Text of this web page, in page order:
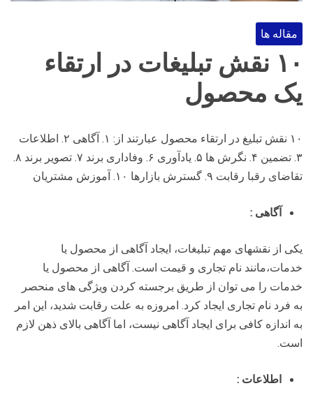
مقاله ها
۱۰ نقش تبلیغات در ارتقاء
یک محصول
۱۰ نقش تبلیغ در ارتقاء محصول عبارتند از: ۱. آگاهی ۲. اطلاعات
تقاضای رقبا رقابت ۹. گسترش بازارها ۱۰. آموزش مشتریان
آگاهی :
یکی از نقشهای مهم تبلیغات، ایجاد آگاهی از محصول یا
خدمات،مانند نام تجاری و قیمت است. آگاهی از محصول یا
خدمات را می توان از طریق برجسته کردن ویژگی های منحصر
به فرد نام تجاری ایجاد کرد. امروزه به علت رقابت شدید، این امر
به اندازه کافی برای ایجاد آگاهی نیست، اما آگاهی بالای ذهن لازم
است.
اطلاعات :